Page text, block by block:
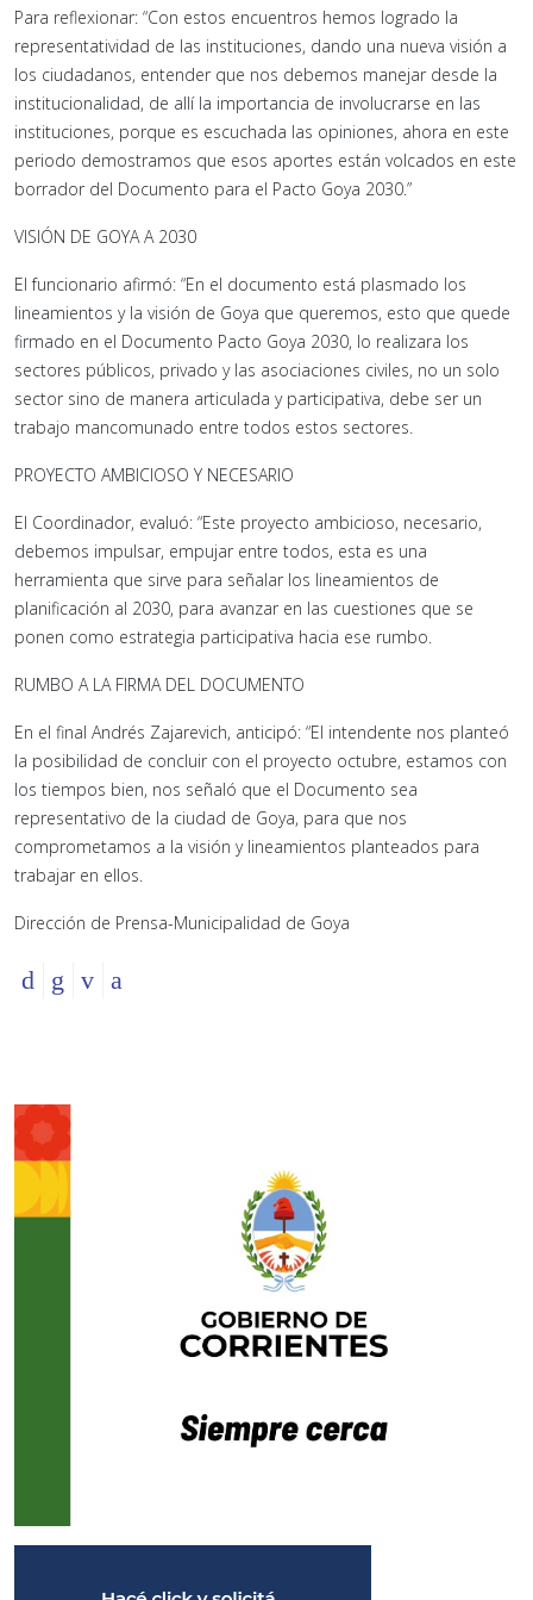
Para reflexionar: “Con estos encuentros hemos logrado la
representatividad de las instituciones, dando una nueva visión a
los ciudadanos, entender que nos debemos manejar desde la
institucionalidad, de allí la importancia de involucrarse en las
instituciones, porque es escuchada las opiniones, ahora en este
periodo demostramos que esos aportes están volcados en este
borrador del Documento para el Pacto Goya 2030.”
VISIÓN DE GOYA A 2030
El funcionario afirmó: “En el documento está plasmado los
lineamientos y la visión de Goya que queremos, esto que quede
firmado en el Documento Pacto Goya 2030, lo realizara los
sectores públicos, privado y las asociaciones civiles, no un solo
sector sino de manera articulada y participativa, debe ser un
trabajo mancomunado entre todos estos sectores.
PROYECTO AMBICIOSO Y NECESARIO
El Coordinador, evaluó: “Este proyecto ambicioso, necesario,
debemos impulsar, empujar entre todos, esta es una
herramienta que sirve para señalar los lineamientos de
planificación al 2030, para avanzar en las cuestiones que se
ponen como estrategia participativa hacia ese rumbo.
RUMBO A LA FIRMA DEL DOCUMENTO
En el final Andrés Zajarevich, anticipó: “El intendente nos planteó
la posibilidad de concluir con el proyecto octubre, estamos con
los tiempos bien, nos señaló que el Documento sea
representativo de la ciudad de Goya, para que nos
comprometamos a la visión y lineamientos planteados para
trabajar en ellos.
Dirección de Prensa-Municipalidad de Goya